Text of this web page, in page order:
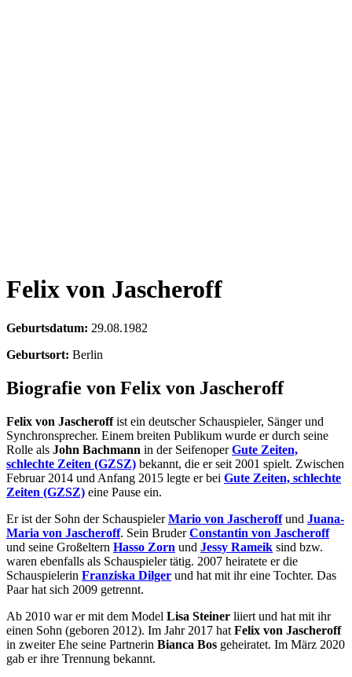
Felix von Jascheroff
Geburtsdatum: 29.08.1982
Geburtsort: Berlin
Biografie von Felix von Jascheroff
Felix von Jascheroffist ein deutscher Schauspieler, Sänger und
Synchronsprecher. Einem breiten Publikum wurde er durch seine
Rolle als John Bachmann in der SeifenoperGute Zeiten,
schlechte Zeiten (GZSZ) bekannt, die er seit 2001 spielt. Zwischen
Februar 2014 und Anfang 2015 legte er bei Gute Zeiten, schlechte
Zeiten (GZSZ) eine Pause ein.
Er ist der Sohn der SchauspielerMario von Jascheroffund Juana-
Maria von Jascheroff. Sein BruderConstantin von Jascheroff
und seine Großeltern Hasso Zorn und Jessy Rameik sind bzw.
waren ebenfalls als Schauspieler tätig. 2007 heiratete er die
Schauspielerin Franziska Dilger und hat mit ihr eine Tochter. Das
Paar hat sich 2009 getrennt.
Ab 2010 war er mit dem Model Lisa Steiner liiert und hat mit ihr
einen Sohn (geboren 2012). Im Jahr 2017 hat Felix von Jascheroff
in zweiter Ehe seine Partnerin Bianca Bos geheiratet. Im März 2020
gab er ihre Trennung bekannt.